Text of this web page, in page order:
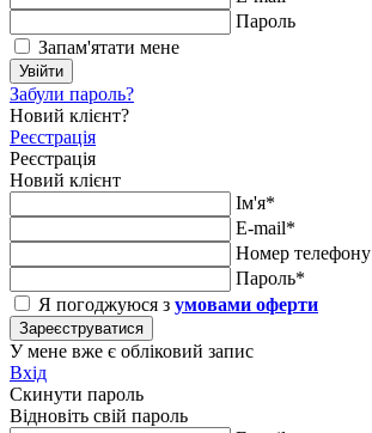
Пароль
Запам'ятати мене
Увійти
Забули пароль?
Новий клієнт?
Реєстрація
Реєстрація
Новий клієнт
Ім'я*
E-mail*
Номер телефону
Пароль*
Я погоджуюся з умовами оферти
Зареєструватися
У мене вже є обліковий запис
Вхід
Скинути пароль
Відновіть свій пароль